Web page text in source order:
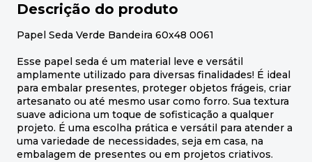
Descrição do produto
Papel Seda Verde Bandeira 60x48 0061
Esse papel seda é um material leve e versátil
amplamente utilizado para diversas finalidades! É ideal
para embalar presentes, proteger objetos frágeis, criar
artesanato ou até mesmo usar como forro. Sua textura
suave adiciona um toque de sofisticação a qualquer
projeto. É uma escolha prática e versátil para atender a
uma variedade de necessidades, seja em casa, na
embalagem de presentes ou em projetos criativos.